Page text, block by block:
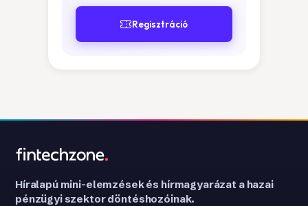
Regisztráció
Híralapú mini-elemzések és hírmagyarázat a hazai
pénzügyi szektor döntéshozóinak.